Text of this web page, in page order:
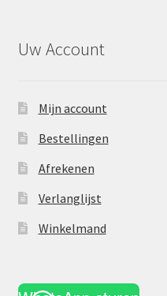
Uw Account
Mijn account
Bestellingen
Afrekenen
Verlanglijst
Winkelmand